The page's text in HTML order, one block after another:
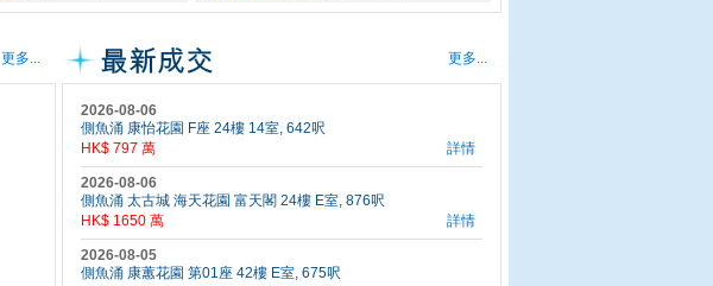
更多... 更多...
2026-08-06
側魚涌 康怡花園 F座 24樓 14室, 642呎
HK$ 797 萬
詳情
2026-08-06
側魚涌 太古城 海天花園 富天閣 24樓 E室, 876呎
HK$ 1650 萬
詳情
2026-08-05
側魚涌 康蕙花園 第01座 42樓 E室, 675呎